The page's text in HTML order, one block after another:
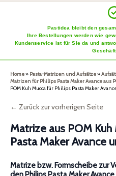
Pastidea bleibt den
Ihre Bestellungen werden wie
Kundenservice ist für Sie da und
Home» Pasta-Matrizen und Aufsätze»
Matrizen für Philips Pasta Maker Avance aus
POM Kuh Mucca für Philips Pasta Maker
← Zurück zur vorherigen Seite
Matrize aus POM
Pasta Maker Avance
Matrize bzw. Formscheibe zur